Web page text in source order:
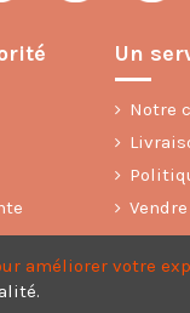
Un
Notre
Vendre
Nos
améliorer votre
.